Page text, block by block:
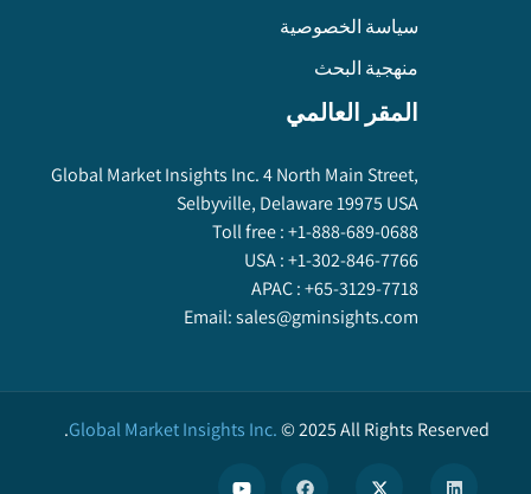
سياسة الخصوصية
منهجية البحث
المقر العالمي
Global Market Insights Inc. 4 North Main Street,
Selbyville, Delaware 19975 USA
Toll free :+1-888-689-0688
USA :+1-302-846-7766
APAC :+65-3129-7718
Email:sales@gminsights.com
Global Market Insights Inc.©2025All Rights Reserved.